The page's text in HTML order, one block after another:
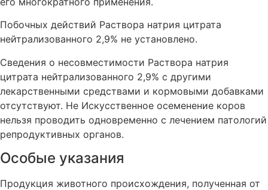
Побочных действий Раствора натрия цитрата
нейтрализованного 2,9% не установлено.
Сведения о несовместимости Раствора натрия
цитрата нейтрализованного 2,9% с другими
лекарственными средствами и кормовыми добавками
отсутствуют. Не Искусственное осеменение коров
нельзя проводить одновременно с лечением патологий
репродуктивных органов.
Особые указания
Продукция животного происхождения, полученная от